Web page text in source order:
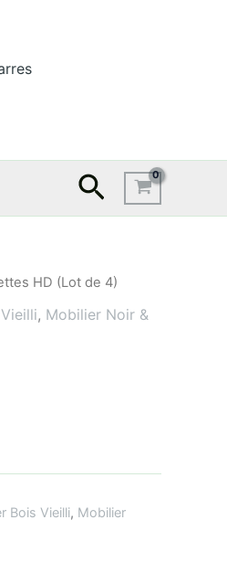
HD (Lot de 4)
, Mobilier Noir &
Bois Vieilli, Mobilier